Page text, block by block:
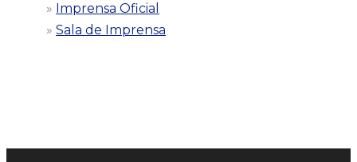
Imprensa Oficial
Sala de Imprensa